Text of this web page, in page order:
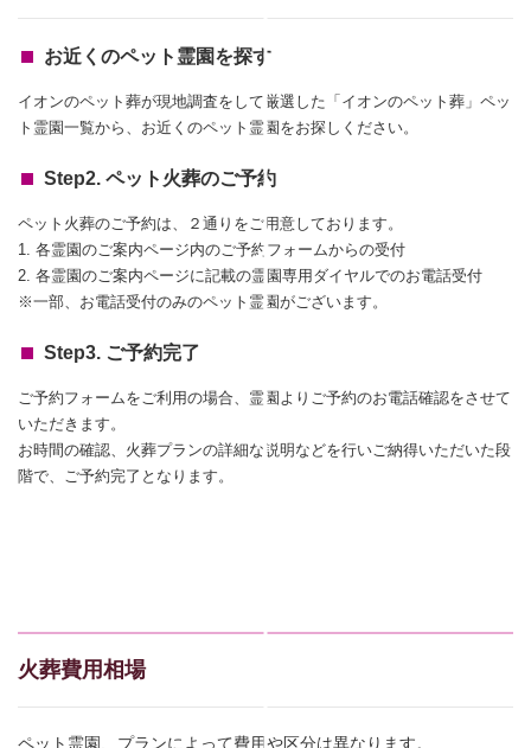
お近くのペット霊園を探す
イオンのペット葬が現地調査をして厳選した「イオンのペット葬」ペッ
ト霊園一覧から、お近くのペット霊園をお探しください。
Step2. ペット火葬のご予約
ペット火葬のご予約は、２通りをご用意しております。
1. 各霊園のご案内ページ内のご予約フォームからの受付
2. 各霊園のご案内ページに記載の霊園専用ダイヤルでのお電話受付
※一部、お電話受付のみのペット霊園がございます。
Step3. ご予約完了
ご予約フォームをご利用の場合、霊園よりご予約のお電話確認をさせて
いただきます。
お時間の確認、火葬プランの詳細な説明などを行いご納得いただいた段
階で、ご予約完了となります。
火葬費用相場
ペット霊園、プランによって費用や区分は異なります。